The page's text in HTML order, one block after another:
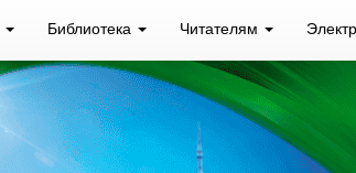
Библиотека Читателям